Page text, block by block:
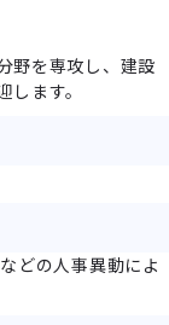
野を専攻し、建設
ます。
どの人事異動によ